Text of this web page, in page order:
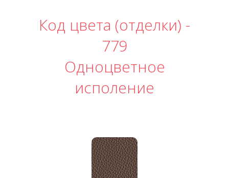
Код цвета (отделки) -
779
Одноцветное
исполение